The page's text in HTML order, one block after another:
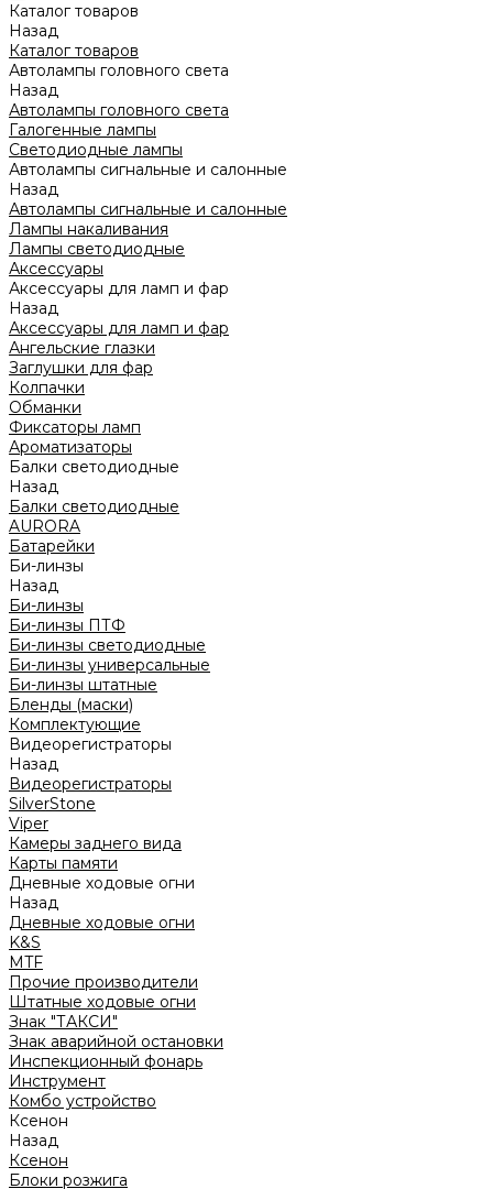
Каталог товаров
Назад
Каталог товаров
Автолампы головного света
Назад
Автолампы головного света
Галогенные лампы
Светодиодные лампы
Автолампы сигнальные и салонные
Назад
Автолампы сигнальные и салонные
Лампы накаливания
Лампы светодиодные
Аксессуары
Аксессуары для ламп и фар
Назад
Аксессуары для ламп и фар
Ангельские глазки
Заглушки для фар
Колпачки
Обманки
Фиксаторы ламп
Ароматизаторы
Балки светодиодные
Назад
Балки светодиодные
AURORA
Батарейки
Би-линзы
Назад
Би-линзы
Би-линзы ПТФ
Би-линзы светодиодные
Би-линзы универсальные
Би-линзы штатные
Бленды (маски)
Комплектующие
Видеорегистраторы
Назад
Видеорегистраторы
SilverStone
Viper
Камеры заднего вида
Карты памяти
Дневные ходовые огни
Назад
Дневные ходовые огни
K&S
MTF
Прочие производители
Штатные ходовые огни
Знак "ТАКСИ"
Знак аварийной остановки
Инспекционный фонарь
Инструмент
Комбо устройство
Ксенон
Назад
Ксенон
Блоки розжига